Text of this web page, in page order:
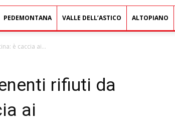
PEDEMONTANA VALLE DELL’ASTICO ALTOPIANO
è caccia ai...
rifiuti da
ai